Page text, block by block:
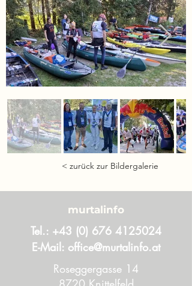
< zurück zur Bildergalerie
murtalinfo
Tel.: +43 (0) 676 4125024
E-Mail: office@murtalinfo.at
Roseggergasse 14